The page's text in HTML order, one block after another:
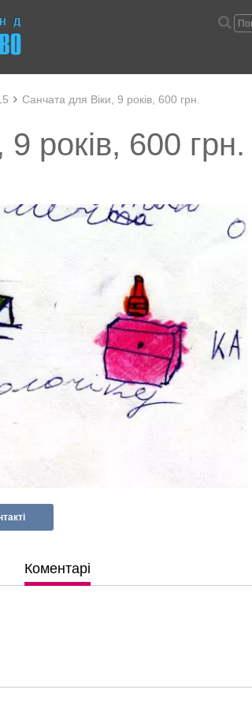
Санчата для Віки, 9 років, 600 грн.
років, 600 грн.
Коментарі